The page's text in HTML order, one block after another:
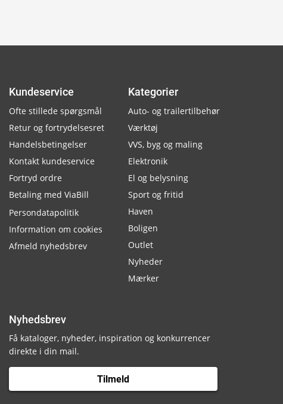
Kundeservice
Ofte stillede spørgsmål
Retur og fortrydelsesret
Handelsbetingelser
Kontakt kundeservice
Fortryd ordre
Betaling med ViaBill
Persondatapolitik
Information om cookies
Afmeld nyhedsbrev
Kategorier
Auto- og trailertilbehør
Værktøj
VVS, byg og maling
Elektronik
El og belysning
Sport og fritid
Haven
Boligen
Outlet
Nyheder
Mærker
Nyhedsbrev
Få kataloger, nyheder, inspiration og konkurrencer
direkte i din mail.
Tilmeld